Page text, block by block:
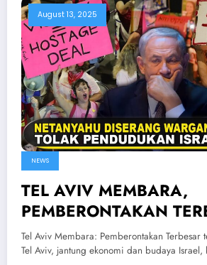
August 13, 2025
NEWS
TEL AVIV MEMBARA,
PEMBERONTAKAN
NETANYAHU! Warga &
Pendudukan Israel
Tel Aviv Membara: Pemberontakan Terbesar
Tel Aviv, jantung ekonomi dan budaya